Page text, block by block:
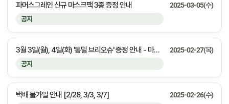
공지
파머스그레인 신규 마스크팩 3종 증정 안내 2025-03-05(수)
공지
3월 3일(월), 4일(화) '통밀 브리오슈' 증정 안내 - 마감안내 2025-02-27(목)
택배 불가일 안내 [2/28, 3/3, 3/7] 2025-02-26(수)